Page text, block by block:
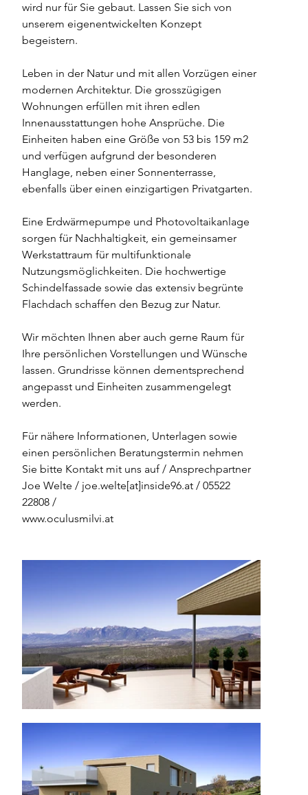
wird nur für Sie gebaut. Lassen Sie sich von
unserem eigenentwickelten Konzept
begeistern.
Leben in der Natur und mit allen Vorzügen einer
modernen Architektur. Die grosszügigen
Wohnungen erfüllen mit ihren edlen
Innenausstattungen hohe Ansprüche. Die
Einheiten haben eine Größe von 53 bis 159 m2
und verfügen aufgrund der besonderen
Hanglage, neben einer Sonnenterrasse,
ebenfalls über einen einzigartigen Privatgarten.
Eine Erdwärmepumpe und Photovoltaikanlage
sorgen für Nachhaltigkeit, ein gemeinsamer
Werkstattraum für multifunktionale
Nutzungsmöglichkeiten. Die hochwertige
Schindelfassade sowie das extensiv begrünte
Flachdach schaffen den Bezug zur Natur.
Wir möchten Ihnen aber auch gerne Raum für
Ihre persönlichen Vorstellungen und Wünsche
lassen. Grundrisse können dementsprechend
angepasst und Einheiten zusammengelegt
werden.
Für nähere Informationen, Unterlagen sowie
einen persönlichen Beratungstermin nehmen
Sie bitte Kontakt mit uns auf / Ansprechpartner
Joe Welte / joe.welte[at]inside96.at / 05522
22808 /
www.oculusmilvi.at